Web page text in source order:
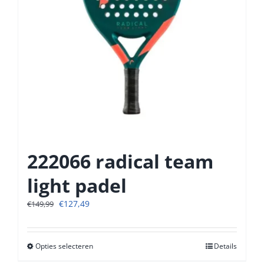
222066 radical team
light padel
€149,99 Oorspronkelijke
was:
€149,99.
€127,49Huidige
is:
Opties selecterenDit
Details